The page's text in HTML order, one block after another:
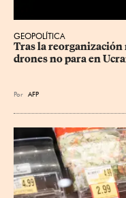
GEOPOLÍTICA
Tras la
drones no para en
Por AFP